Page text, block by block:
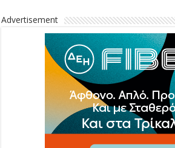
Advertisement